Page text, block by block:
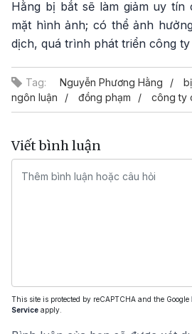
Hằng bị bắt sẽ làm giảm uy tín
mặt hình ảnh; có thể ảnh
dịch, quá trình phát triển công ty
Tag: Nguyễn Phương Hằng
ngôn luận
đồng phạm công ty
Viết bình luận
This site is protected by reCAPTCHA and the Google
Service apply.